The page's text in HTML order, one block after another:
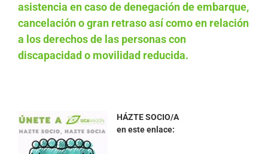
asistencia en caso de denegación de embarque,
cancelación o gran retraso así como en relación
a los derechos de las personas con
discapacidad o movilidad reducida.
HÁZTE SOCIO/A
en este enlace: